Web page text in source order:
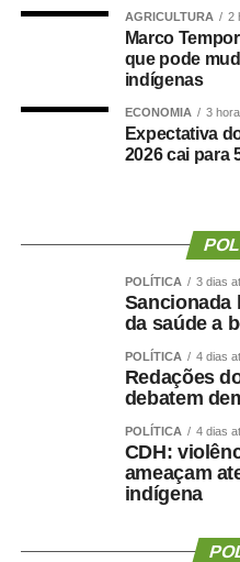
“O valor
defende
o
das
isso: as
queriam
não
agora,
do
pagar em
durante o
das
AGRICULTURA 2
Marco
que pode
indígenas
ECONOMIA 3
Expectativa
2026 cai para
POLÍTICA 3 dias
Sancionada
da saúde a
POLÍTICA 4 dias
Redações
debatem
POLÍTICA 4 dias
CDH:
ameaçam
indígena